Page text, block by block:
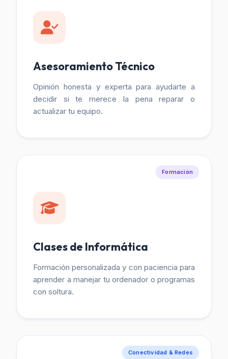
Asesoramiento Técnico
Opinión honesta y experta para ayudarte a
decidir si te merece la pena reparar o
actualizar tu equipo.
Formación
Clases de Informática
Formación personalizada y con paciencia para
aprender a manejar tu ordenador o programas
con soltura.
Conectividad & Redes